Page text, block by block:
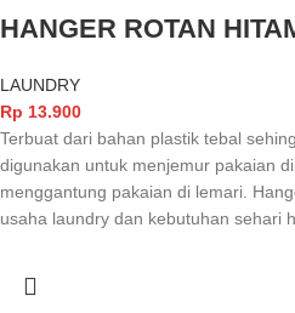
HANGER ROTAN
LAUNDRY
Rp 13.900
Terbuat dari bahan plastik tebal
digunakan untuk menjemur pakaian
menggantung pakaian di lemari.
usaha laundry dan kebutuhan sehari